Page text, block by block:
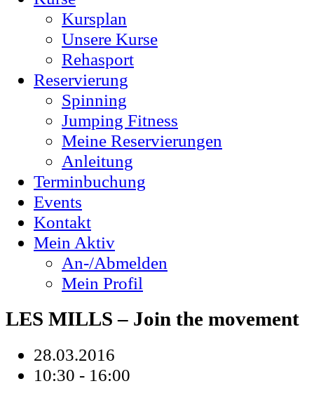
Kursplan
Unsere Kurse
Rehasport
Reservierung
Spinning
Jumping Fitness
Meine Reservierungen
Anleitung
Terminbuchung
Events
Kontakt
Mein Aktiv
An-/Abmelden
Mein Profil
LES MILLS – Join the movement
28.03.2016
10:30 - 16:00